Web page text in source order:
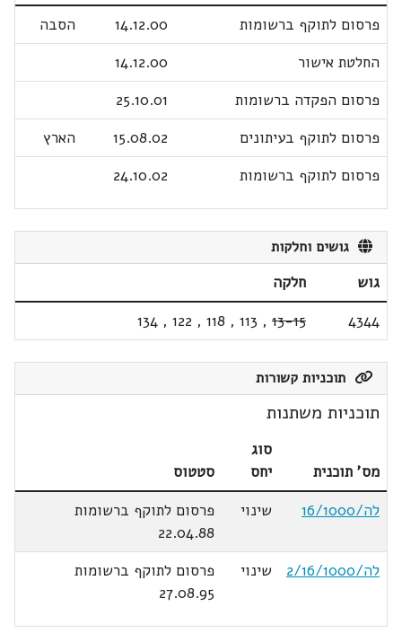
פרסום לתוקף ברשומות
14.12.00
הסבה
החלטת אישור
14.12.00
פרסום הפקדה ברשומות
25.10.01
פרסום לתוקף בעיתונים
15.08.02
הארץ
פרסום לתוקף ברשומות
24.10.02
גושים וחלקות
גוש
חלקה
4344
13-15
,
113
,
118
,
122
,
134
תוכניות קשורות
תוכניות משתנות
מס' תוכנית
סוג
יחס
סטטוס
לה/16/1000
שינוי
פרסום לתוקף ברשומות
22.04.88
לה/2/16/1000
שינוי
פרסום לתוקף ברשומות
27.08.95